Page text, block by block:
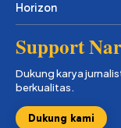
Horizon
Support
Dukung karya
berkualitas.
Dukung kami